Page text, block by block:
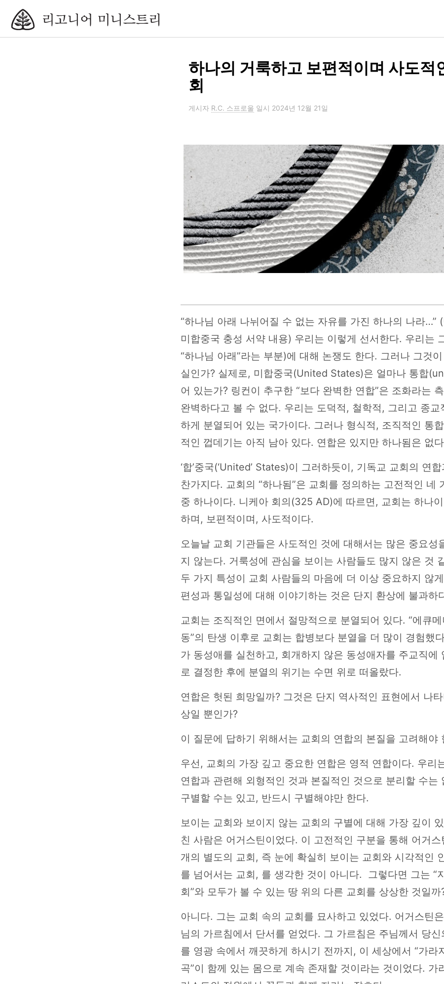
하나의 거룩하고 보편적이며 사도적
회
게시자 R.C. 스프로울 일시 2024년 12월 21일
“하나님 아래 나뉘어질 수 없는 자유를 가진 하나의 나라…”
미합중국 충성 서약 내용) 우리는 이렇게 선서한다. 우리는
“하나님 아래”라는 부분)에 대해 논쟁도 한다. 그러나 그것
실인가? 실제로, 미합중국(United States)은 얼마나 통합
어 있는가? 링컨이 추구한 “보다 완벽한 연합”은 조화라는
완벽하다고 볼 수 없다. 우리는 도덕적, 철학적, 그리고 종교
하게 분열되어 있는 국가이다. 그러나 형식적, 조직적인 통
적인 껍데기는 아직 남아 있다. 연합은 있지만 하나됨은 없
‘합’중국(‘United’ States)이 그러하듯이, 기독교 교회의 연
찬가지다. 교회의 “하나됨”은 교회를 정의하는 고전적인 네
중 하나이다. 니케아 회의(325 AD)에 따르면, 교회는 하나
하며, 보편적이며, 사도적이다.
오늘날 교회 기관들은 사도적인 것에 대해서는 많은 중요성
지 않는다. 거룩성에 관심을 보이는 사람들도 많지 않은 것
두 가지 특성이 교회 사람들의 마음에 더 이상 중요하지 않
편성과 통일성에 대해 이야기하는 것은 단지 환상에 불과하
교회는 조직적인 면에서 절망적으로 분열되어 있다. “에큐
동”의 탄생 이후로 교회는 합병보다 분열을 더 많이 경험했
가 동성애를 실천하고, 회개하지 않은 동성애자를 주교직에
로 결정한 후에 분열의 위기는 수면 위로 떠올랐다.
연합은 헛된 희망일까? 그것은 단지 역사적인 표현에서 나
상일 뿐인가?
이 질문에 답하기 위해서는 교회의 연합의 본질을 고려해야
우선, 교회의 가장 깊고 중요한 연합은 영적 연합이다. 우리
연합과 관련해 외형적인 것과 본질적인 것으로 분리할 수는
구별할 수는 있고, 반드시 구별해야만 한다.
보이는 교회와 보이지 않는 교회의 구별에 대해 가장 깊이
친 사람은 어거스틴이었다. 이 고전적인 구분을 통해 어거스
개의 별도의 교회, 즉 눈에 확실히 보이는 교회와 시각적인
를 넘어서는 교회, 를 생각한 것이 아니다. 그렇다면 그는 “
회”와 모두가 볼 수 있는 땅 위의 다른 교회를 상상한 것일까
아니다. 그는 교회 속의 교회를 묘사하고 있었다. 어거스틴
님의 가르침에서 단서를 얻었다. 그 가르침은 주님께서 당신
를 영광 속에서 깨끗하게 하시기 전까지, 이 세상에서 “가라
곡”이 함께 있는 몸으로 계속 존재할 것이라는 것이었다. 가